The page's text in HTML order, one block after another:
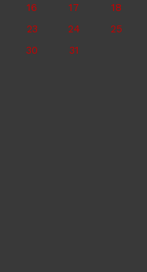
16 17
18
23 24
25
30
31